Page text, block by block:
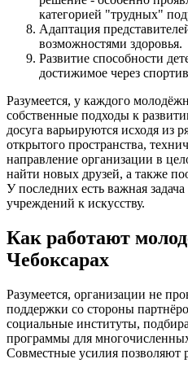
категорией "трудных"
Адаптация
возможностями здоровья.
Развитие способности
достижимое через
Разумеется, у каждого
собственные подходы к
досуга варьируются исходя из
открытого пространства,
направление организации в
найти новых друзей, а также
У последних есть важная
учреждений к искусству.
Как работают
Чебоксарах
Разумеется, организации не
поддержки со стороны
социальные институты,
программы для
Совместные усилия позволяют